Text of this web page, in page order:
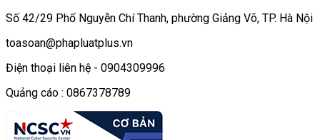
Số 42/29 Phố Nguyễn Chí Thanh, phường Giảng Võ, TP. Hà Nội
toasoan@phapluatplus.vn
Điện thoại liên hệ - 0904309996
Quảng cáo : 0867378789